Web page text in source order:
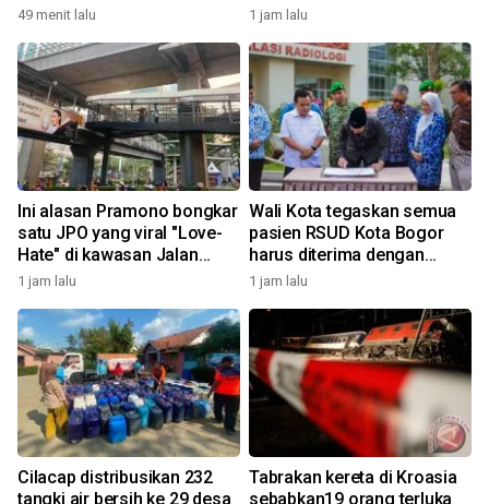
49 menit lalu 1 jam lalu
Ini alasan Pramono bongkar
satu JPO yang viral "Love-
Hate" di kawasan Jalan
Rasuna Said
1 jam lalu
Wali Kota tegaskan semua
pasien RSUD Kota Bogor
harus diterima dengan
profesional
1 jam lalu
Cilacap distribusikan 232
tangki air bersih ke 29 desa
Tabrakan kereta di Kroasia
sebabkan19 orang terluka